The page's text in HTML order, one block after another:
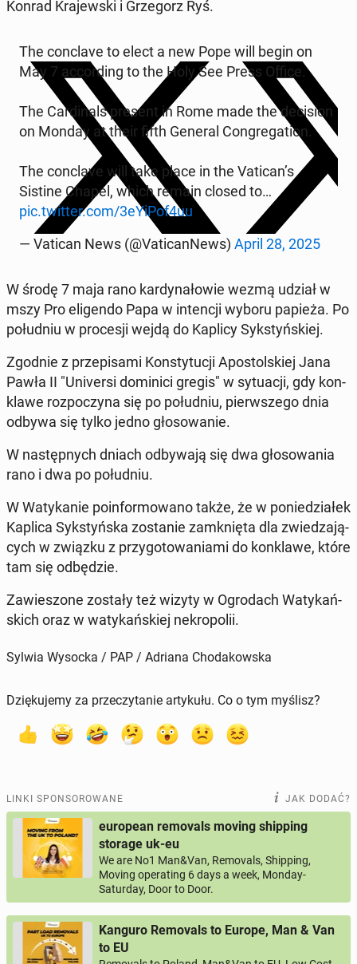
Konrad Kra­jew­ski i Grze­gorz Ryś.
The conc­la­ve to elect a new Pope will begin on
May 7 ac­cor­ding to the Holy See Press Office.
The Car­di­nals present in Rome made the de­ci­sion
on Monday at their fifth General Con­gre­ga­tion.
The conc­la­ve will take place in the Vatican’s
Sistine Chapel, which remain closed to…
pic.twitter.com/3eYiPof4uu
— Vatican News (@Va­ti­can­News) April 28, 2025
W środę 7 maja rano kar­dy­na­ło­wie wezmą udział w
mszy Pro eli­gen­do Papa w in­ten­cji wyboru papieża. Po
po­łu­dniu w pro­ce­sji wejdą do Kaplicy Syk­styń­skiej.
Zgodnie z prze­pi­sa­mi Kon­sty­tu­cji Apo­stol­skiej Jana
Pawła II "Uni­ver­si do­mi­ni­ci gregis" w sy­tu­acji, gdy kon­
kla­we roz­po­czy­na się po po­łu­dniu, pierw­sze­go dnia
odbywa się tylko jedno gło­so­wa­nie.
W na­stęp­nych dniach od­by­wa­ją się dwa gło­so­wa­nia
rano i dwa po po­łu­dniu.
W Wa­ty­ka­nie po­in­for­mo­wa­no także, że w po­nie­dzia­łek
Kaplica Syk­styń­ska zo­sta­nie za­mknię­ta dla zwie­dza­ją­
cych w związku z przy­go­to­wa­nia­mi do kon­kla­we, które
tam się od­bę­dzie.
Za­wie­szo­ne zostały też wizyty w Ogro­dach Wa­ty­kań­
skich oraz w wa­ty­kań­skiej ne­kro­po­lii.
Sylwia Wysocka / PAP / Adriana Chodakowska
Dziękujemy za przeczytanie artykułu. Co o tym myślisz?
LINKI SPONSOROWANE JAK DODAĆ?
european removals moving shipping
storage uk-eu
We are No1 Man&Van, Removals, Shipping,
Moving operating 6 days a week, Monday-
Saturday, Door to Door.
Kanguro Removals to Europe, Man & Van
to EU